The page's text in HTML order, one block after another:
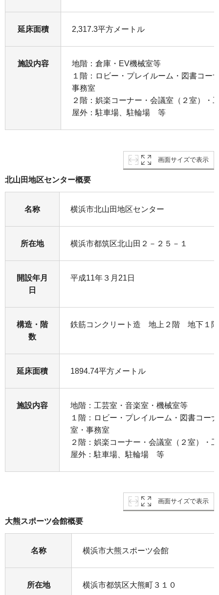
延床面積 2,317.3平方メートル
施設内容
地階：倉庫・EV機械室等
１階：ロビー・プレイルーム・図書コー
事務室
２階：娯楽コーナー・会議室（２室）・
屋外：駐車場、駐輪場 等
画面サイズで表示
北山田地区センター概要
名称 横浜市北山田地区センター
所在地 横浜市都筑区北山田２－２５－１
開設年月
日
平成11年３月21日
構造・階
数
鉄筋コンクリート造 地上２階 地下１階
延床面積 1894.74平方メートル
施設内容
地階：工芸室・音楽室・機械室等
１階：ロビー・プレイルーム・図書コー
室・事務室
２階：娯楽コーナー・会議室（２室）・
屋外：駐車場、駐輪場 等
画面サイズで表示
大熊スポーツ会館概要
名称 横浜市大熊スポーツ会館
所在地 横浜市都筑区大熊町３１０